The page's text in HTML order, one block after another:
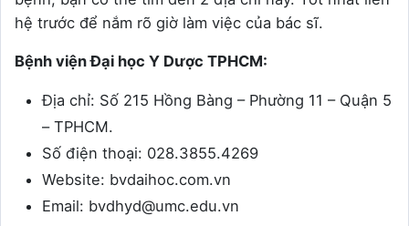
hệ trước để nắm rõ giờ làm việc của bác sĩ.
Bệnh viện Đại học Y Dược TPHCM:
Địa chỉ: Số 215 Hồng Bàng – Phường 11 – Quận 5
– TPHCM.
Số điện thoại: 028.3855.4269
Website: bvdaihoc.com.vn
Email: bvdhyd@umc.edu.vn